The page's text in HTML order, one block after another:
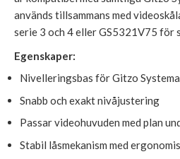
används tillsammans med
serie 3 och 4 eller GS5321V75 för
Egenskaper:
Nivelleringsbas för Gitzo
Snabb och exakt nivåjustering
Passar videohuvuden med plan
Stabil låsmekanism med